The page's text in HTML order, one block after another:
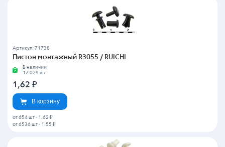
Артикул: 71738
Пистон монтажный R3055 / RUICHI
В наличии
17 029 шт.
1,62 ₽
В корзину
от 654 шт - 1.62 ₽
от 6536 шт - 1.55 ₽